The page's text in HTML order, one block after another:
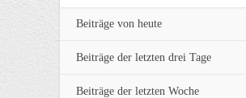
Beiträge von heute
Beiträge der letzten drei Tage
Beiträge der letzten Woche